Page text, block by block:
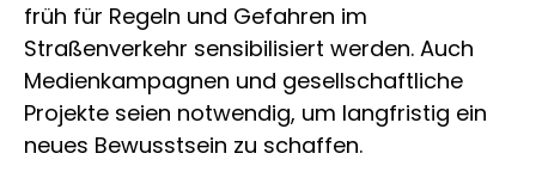
früh für Regeln und Gefahren im
Straßenverkehr sensibilisiert werden. Auch
Medienkampagnen und gesellschaftliche
Projekte seien notwendig, um langfristig ein
neues Bewusstsein zu schaffen.